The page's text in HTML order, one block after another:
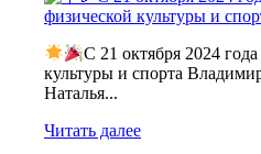
С 21 октября 2024
культуры и спорта
Наталья...
Читать далее